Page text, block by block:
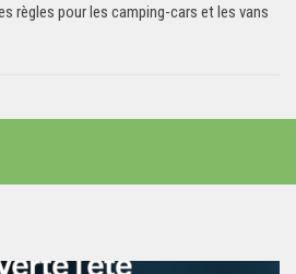
règles pour les camping-cars et les vans